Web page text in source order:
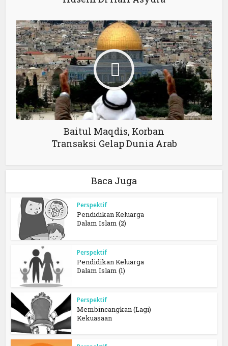
Baitul Maqdis, Korban
Transaksi Gelap Dunia Arab
Baca Juga
Perspektif
Pendidikan Keluarga
Dalam Islam (2)
Perspektif
Pendidikan Keluarga
Dalam Islam (1)
Perspektif
Membincangkan (Lagi)
Kekuasaan